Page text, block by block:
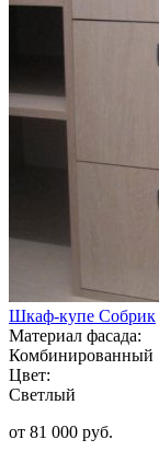
Шкаф-купе Собрик
Материал фасада:
Комбинированный
Цвет:
Светлый
от 81 000 руб.